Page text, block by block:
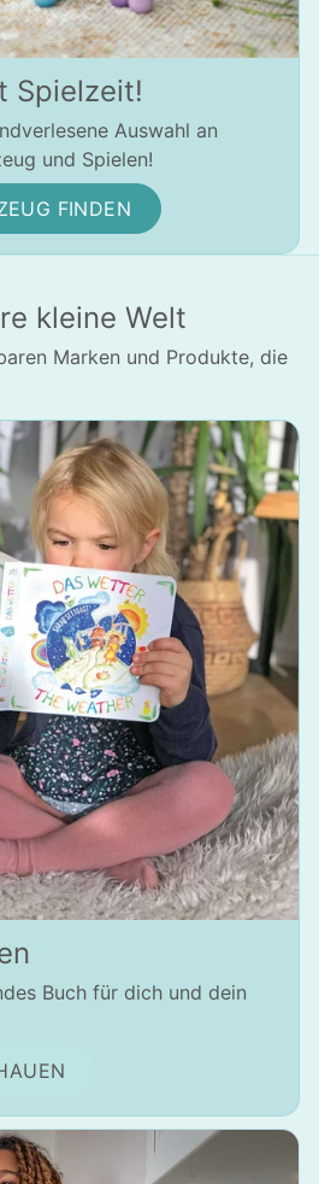
Spielzeit!
Auswahl an
und Spielen!
FINDEN
kleine Welt
Marken und Produkte, die
Buch für dich und dein